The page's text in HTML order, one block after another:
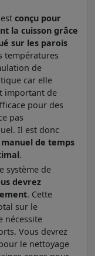
conçu pour
la cuisson grâce
sur les parois
températures
de
car elle
important de
pour des
pas
Il est donc
de temps
.
système de
devrez
. Cette
sur le
nécessite
Vous devrez
le nettoyage